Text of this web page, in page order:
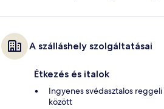
A szálláshely szolgáltatásai
Étkezés és italok
Ingyenes svédasztalos
között